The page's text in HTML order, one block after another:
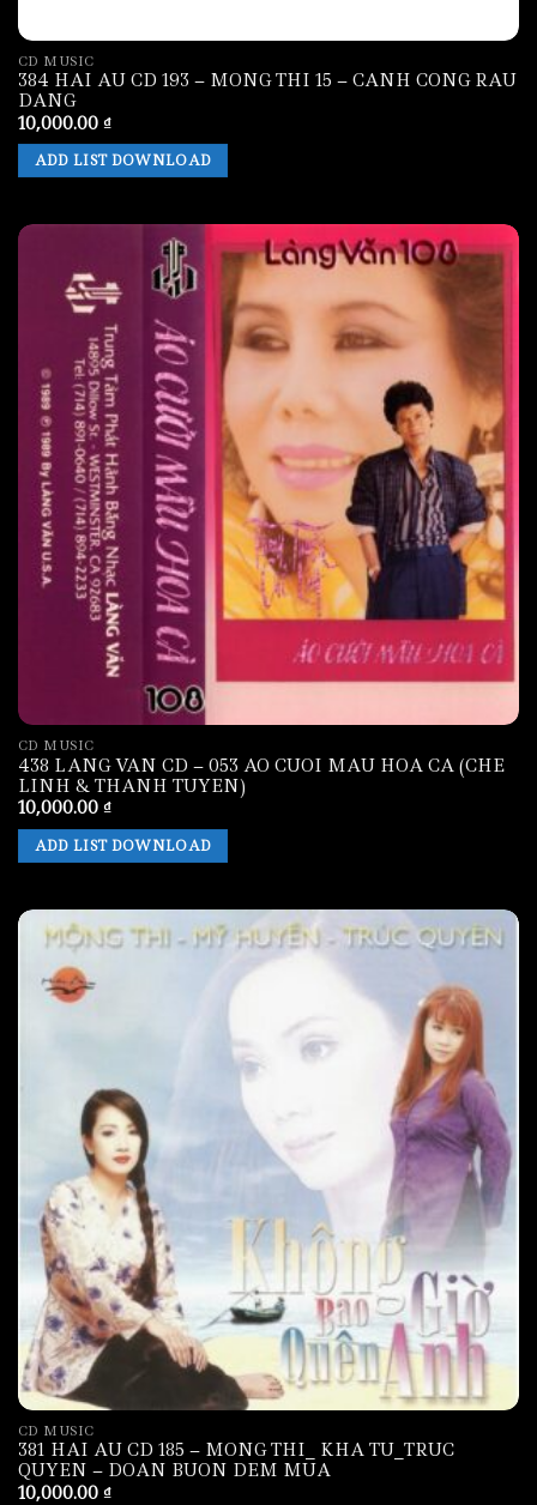
CD MUSIC
384 HAI AU CD 193 – MONG THI 15 – CANH CONG RAU
DANG
10,000.00 ₫
ADD LIST DOWNLOAD
CD MUSIC
438 LANG VAN CD – 053 AO CUOI MAU HOA CA (CHE
LINH & THANH TUYEN)
10,000.00 ₫
ADD LIST DOWNLOAD
CD MUSIC
381 HAI AU CD 185 – MONG THI_ KHA TU_TRUC
QUYEN – DOAN BUON DEM MUA
10,000.00 ₫